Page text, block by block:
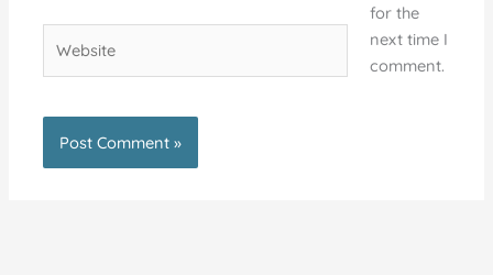
for the
next time I
comment.